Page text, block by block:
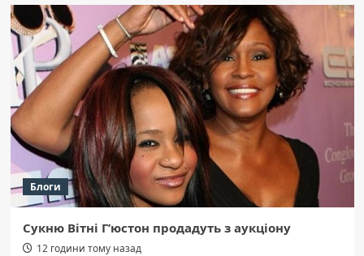
Блоги
Сукню Вітні Г’юстон продадуть з аукціону
12 години тому назад